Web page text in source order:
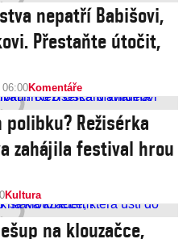
nepatří Babišovi,
Přestaňte útočit,
06:00Komentáře
polibku? Režisérka
zahájila festival hrou
Kultura
na klouzačce,